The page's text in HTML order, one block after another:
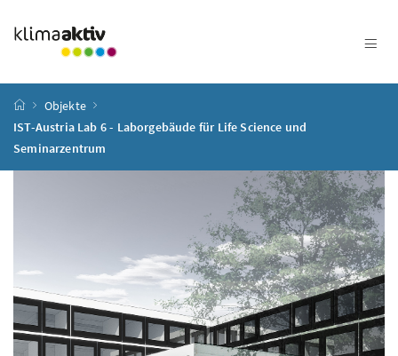
Startseite
Objekte
IST-Austria Lab 6 - Laborgebäude für Life Science und
Seminarzentrum